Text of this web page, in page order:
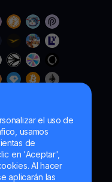
el uso de
usamos
de
en 'Aceptar',
Al hacer
aplicarán las